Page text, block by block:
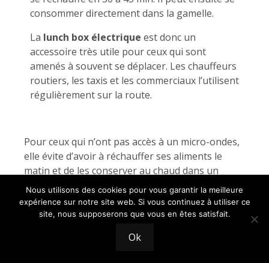
consommer directement dans la gamelle.
La lunch box électrique est donc un
accessoire très utile pour ceux qui sont
amenés à souvent se déplacer. Les chauffeurs
routiers, les taxis et les commerciaux l’utilisent
régulièrement sur la route.
Pour ceux qui n’ont pas accès à un micro-ondes,
elle évite d’avoir à réchauffer ses aliments le
matin et de les conserver au chaud dans un
thermos isotherme. C’est en fait une variante de
lalunch box isotherme, dans laquelle on a pas
besoin de préchauffer ses plats à l’avance.
Nous utilisons des cookies pour vous garantir la meilleure
expérience sur notre site web. Si vous continuez à utiliser ce
site, nous supposerons que vous en êtes satisfait.
Ok